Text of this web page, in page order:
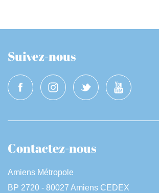
Suivez-nous
Contactez-nous
Amiens Métropole
BP 2720 - 80027 Amiens CEDEX